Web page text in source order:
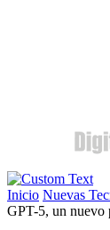
Inicio Nuevas
GPT-5, un nuevo